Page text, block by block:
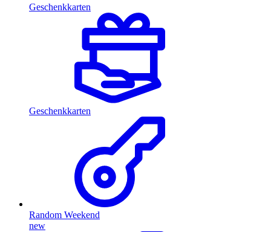
Geschenkkarten
Geschenkkarten
Random Weekend
new